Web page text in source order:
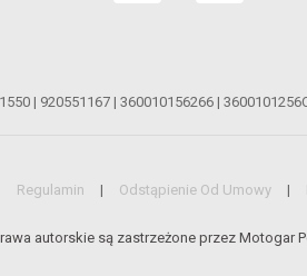
| 920551167 | 360010156266 |
Regulamin Odstąpienie Od Umowy
autorskie są zastrzeżone przez Motogar